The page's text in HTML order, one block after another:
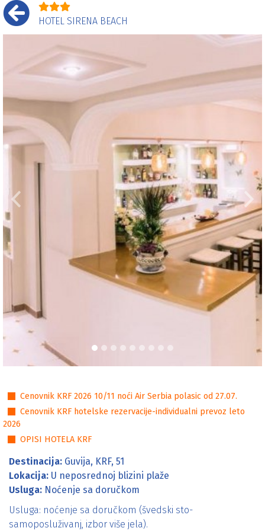
HOTEL SIRENA BEACH
Prethodni
Cenovnik KRF 2026 10/11 noći Air Serbia polasic od 27.07.
Cenovnik KRF hotelske rezervacije-individualni prevoz leto
2026
OPISI HOTELA KRF
Destinacija: Guvija, KRF, 51
Lokacija: U neposrednoj blizini plaže
Usluga: Noćenje sa doručkom
Usluga: noćenje sa doručkom (švedski sto-
samoposluživanj, izbor više jela).